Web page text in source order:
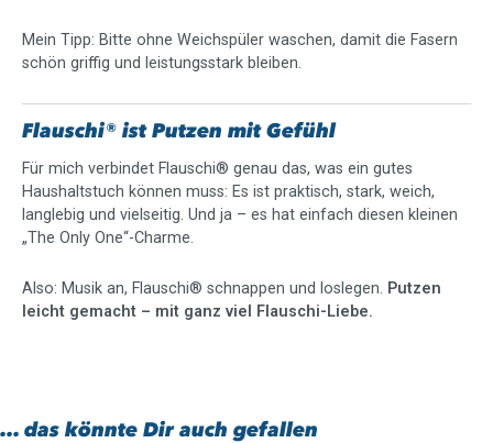
Mein Tipp: Bitte ohne Weichspüler waschen, damit die Fasern
schön griffig und leistungsstark bleiben.
Flauschi® ist Putzen mit Gefühl
Für mich verbindet Flauschi® genau das, was ein gutes
Haushaltstuch können muss: Es ist praktisch, stark, weich,
langlebig und vielseitig. Und ja – es hat einfach diesen kleinen
„The Only One“-Charme.
Also: Musik an, Flauschi® schnappen und loslegen. Putzen
leicht gemacht – mit ganz viel Flauschi-Liebe.
... das könnte Dir auch gefallen